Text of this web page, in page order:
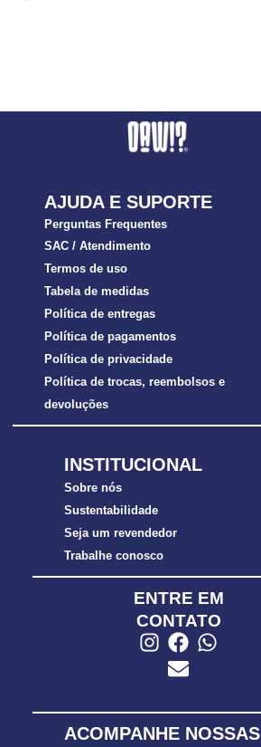
AJUDA E SUPORTE
Perguntas Frequentes
SAC / Atendimento
Termos de uso
Tabela de medidas
Política de entregas
Política de pagamentos
Política de privacidade
Política de trocas, reembolsos e
devoluções
INSTITUCIONAL
Sobre nós
Sustentabilidade
Seja um revendedor
Trabalhe conosco
ENTRE EM
CONTATO
ACOMPANHE NOSSAS